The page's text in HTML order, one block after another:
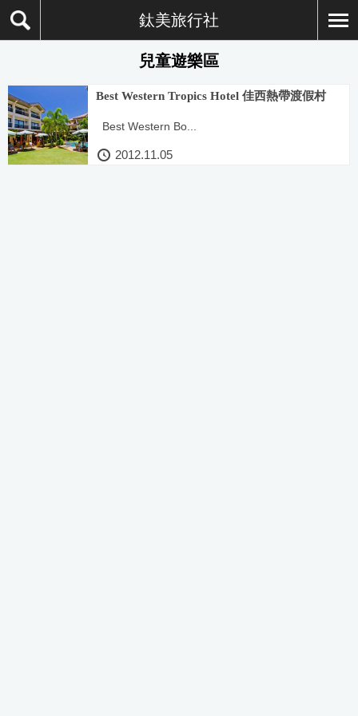
鈦美旅行社
兒童遊樂區
Best Western Tropics Hotel 佳西熱帶渡假村
Best Western Bo...
2012.11.05